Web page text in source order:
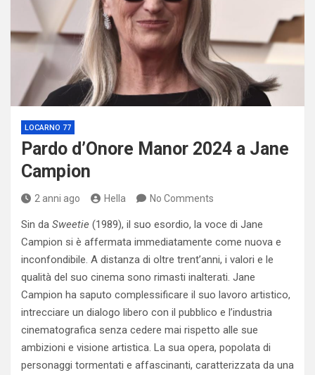
LOCARNO 77
Pardo d’Onore Manor 2024 a Jane
Campion
2 anni ago Hella No Comments
Sin da Sweetie (1989), il suo esordio, la voce di Jane
Campion si è affermata immediatamente come nuova e
inconfondibile. A distanza di oltre trent’anni, i valori e le
qualità del suo cinema sono rimasti inalterati. Jane
Campion ha saputo complessificare il suo lavoro artistico,
intrecciare un dialogo libero con il pubblico e l’industria
cinematografica senza cedere mai rispetto alle sue
ambizioni e visione artistica. La sua opera, popolata di
personaggi tormentati e affascinanti, caratterizzata da una